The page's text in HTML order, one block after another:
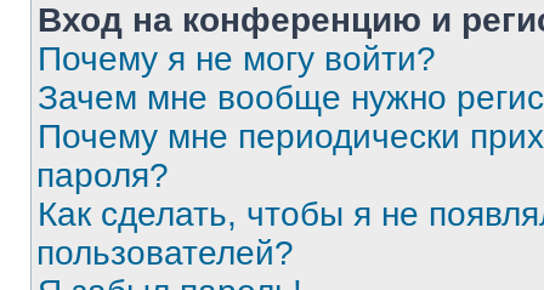
Вход на конференцию и
Почему я не могу войти?
Зачем мне вообще нужно
Почему мне периодически
пароля?
Как сделать, чтобы я не
пользователей?